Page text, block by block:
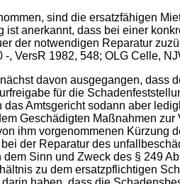
sind die ersatzfähigen
ist anerkannt, dass bei einer
der notwendigen Reparatur
, VersR 1982, 548; OLG Celle,
davon ausgegangen,
für die
Amtsgericht sodann aber
Geschädigten Maßnahmen
ihm vorgenommenen
der Reparatur des
Sinn und Zweck des § 249
zu dem ersatzpflichtigen